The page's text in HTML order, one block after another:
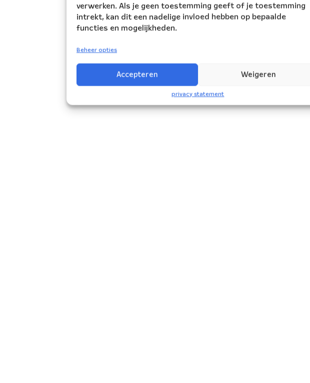
verwerken. Als je geen toestemming geeft of je toestemming
intrekt, kan dit een nadelige invloed hebben op bepaalde
functies en mogelijkheden.
Beheer opties
Accepteren Weigeren
privacy statement